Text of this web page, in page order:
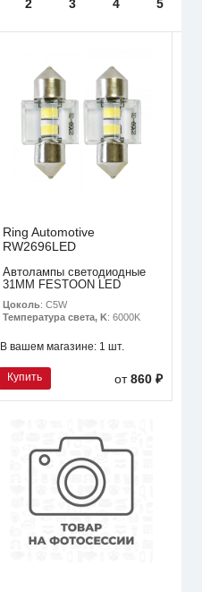
2 3 4 5
Ring Automotive
RW2696LED
Автолампы светодиодные
31MM FESTOON LED
Цоколь: C5W
Температура света, K: 6000K
В вашем магазине: 1 шт.
Купить от860 ₽